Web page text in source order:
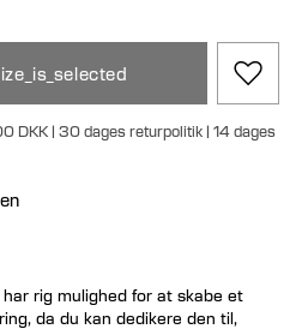
DKK | 30 dages returpolitik | 14 dages
rig mulighed for at skabe et
da du kan dedikere den til,